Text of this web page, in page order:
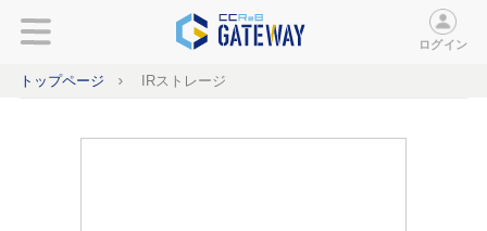
ログイン
トップページ IRストレージ